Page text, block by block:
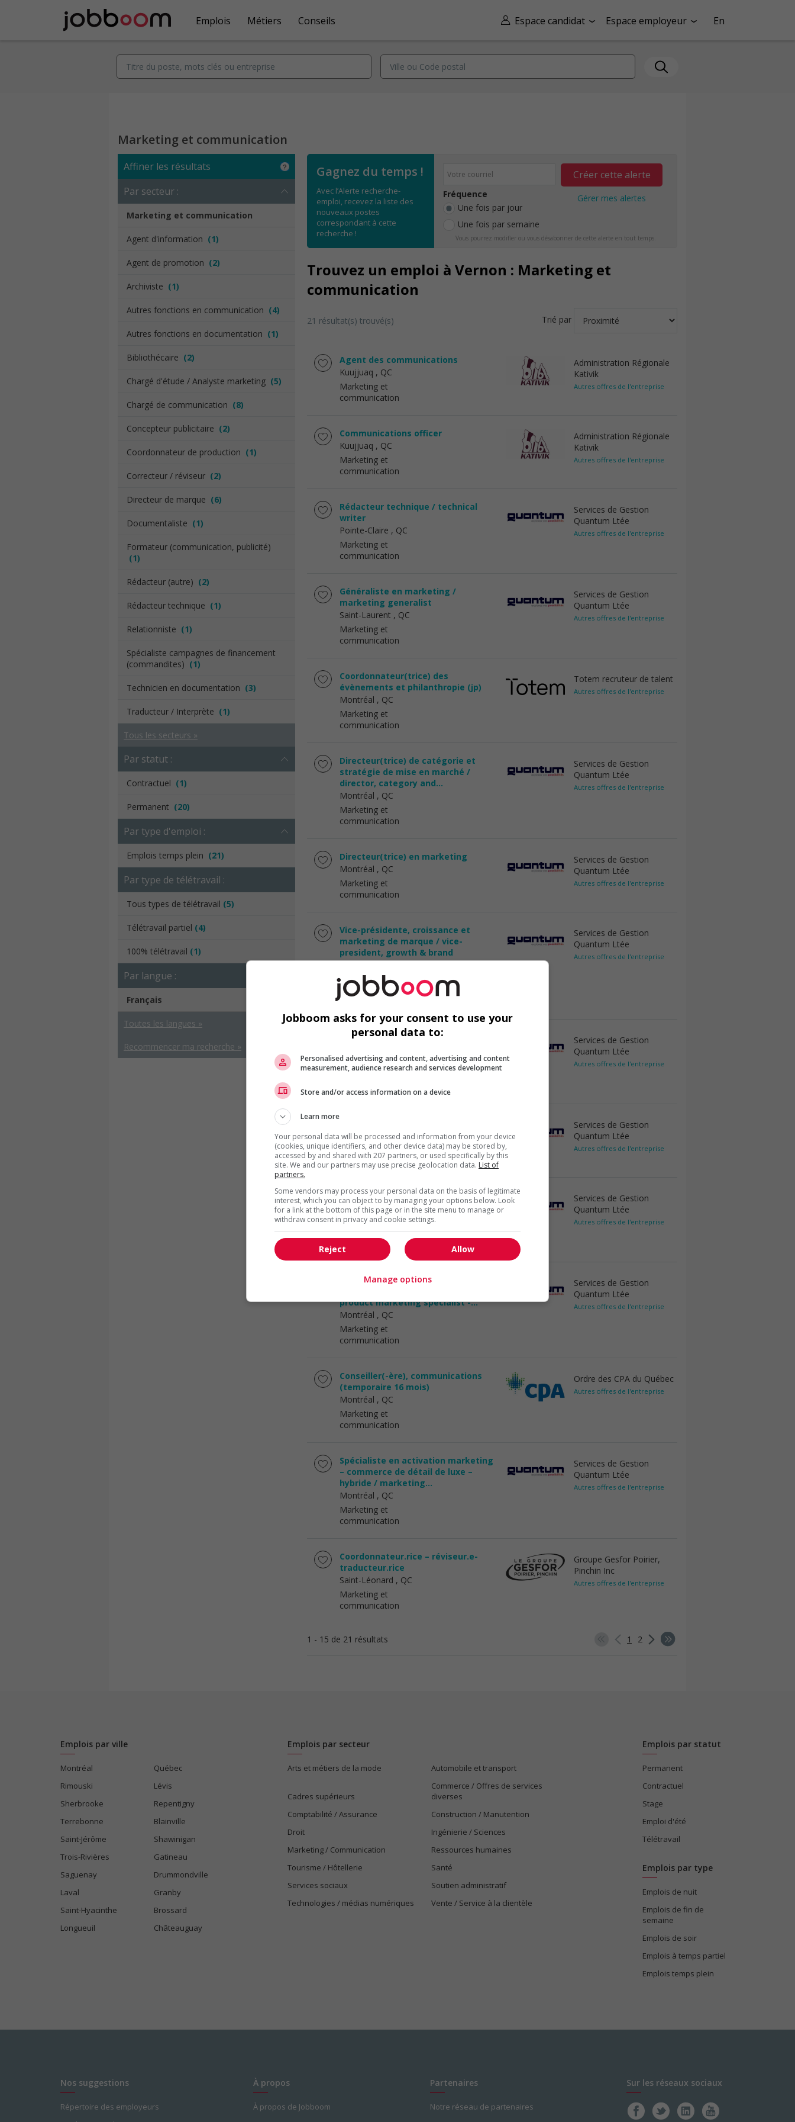
Espace candidat Espace employeur En
Emplois Métiers Conseils
Marketing et communication
Affiner les résultats
Par secteur :
Marketing et communication
Agent d'information (1)
Agent de promotion (2)
Archiviste (1)
Autres fonctions en communication (4)
Autres fonctions en documentation (1)
Bibliothécaire (2)
Chargé d'étude / Analyste marketing (5)
Chargé de communication (8)
Concepteur publicitaire (2)
Coordonnateur de production (1)
Correcteur / réviseur (2)
Directeur de marque (6)
Documentaliste (1)
Formateur (communication, publicité)
(1)
Rédacteur (autre) (2)
Rédacteur technique (1)
Relationniste (1)
Spécialiste campagnes de financement
(commandites) (1)
Technicien en documentation (3)
Traducteur / Interprète (1)
Tous les secteurs »
Par statut :
Contractuel (1)
Permanent (20)
Par type d'emploi :
Emplois temps plein (21)
Par type de télétravail :
Tous types de télétravail (5)
Télétravail partiel (4)
100% télétravail (1)
Par langue :
Français
Toutes les langues »
Recommencer ma recherche »
Gagnez du temps !
Avec l’Alerte recherche-
emploi, recevez la liste des
nouveaux postes
correspondant à cette
recherche !
Fréquence
Une fois par jour
Une fois par semaine
Créer cette alerte
Gérer mes alertes
Vous pourrez modifier ou vous désabonner de cette alerte en tout temps.
Trouvez un emploi à Vernon : Marketing et
communication
21 résultat(s) trouvé(s) Trié par
Agent des communications
Kuujjuaq , QC
Marketing et
communication
Administration Régionale
Kativik
Autres offres de l'entreprise
Communications officer
Kuujjuaq , QC
Marketing et
communication
Administration Régionale
Kativik
Autres offres de l'entreprise
Rédacteur technique / technical
writer
Pointe-Claire , QC
Marketing et
communication
Services de Gestion
Quantum Ltée
Autres offres de l'entreprise
Généraliste en marketing /
marketing generalist
Saint-Laurent , QC
Marketing et
communication
Services de Gestion
Quantum Ltée
Autres offres de l'entreprise
Coordonnateur(trice) des
évènements et philanthropie (jp)
Montréal , QC
Marketing et
communication
Totem recruteur de talent
Autres offres de l'entreprise
Directeur(trice) de catégorie et
stratégie de mise en marché /
director, category and...
Montréal , QC
Marketing et
communication
Services de Gestion
Quantum Ltée
Autres offres de l'entreprise
Directeur(trice) en marketing
Montréal , QC
Marketing et
communication
Services de Gestion
Quantum Ltée
Autres offres de l'entreprise
Vice-présidente, croissance et
marketing de marque / vice-
president, growth & brand
marketing
Montréal
, QC
Marketing et
communication
Services de Gestion
Quantum Ltée
Autres offres de l'entreprise
Directeur du marketing de détail /
Montréal, QC
Marketing et
communication
Services de Gestion
Quantum Ltée
Autres offres de l'entreprise
Montréal, QC
Marketing et
communication
Services de Gestion
Quantum Ltée
Autres offres de l'entreprise
Adjoint(e) à la facturation / billing
assistant
Montréal, QC
Marketing et
communication
Services de Gestion
Quantum Ltée
Autres offres de l'entreprise
Spécialiste du marketing produit -
product marketing specialist -...
Montréal , QC
Marketing et
communication
Services de Gestion
Quantum Ltée
Autres offres de l'entreprise
Conseiller(-ère), communications
(temporaire 16 mois)
Montréal , QC
Marketing et
communication
Ordre des CPA du Québec
Autres offres de l'entreprise
Spécialiste en activation marketing
– commerce de détail de luxe –
hybride / marketing...
Montréal , QC
Marketing et
communication
Services de Gestion
Quantum Ltée
Autres offres de l'entreprise
Coordonnateur.rice – réviseur.e-
traducteur.rice
Saint-Léonard , QC
Marketing et
communication
Groupe Gesfor Poirier,
Pinchin Inc
Autres offres de l'entreprise
1 - 15 de 21 résultats 1 2
Emplois par ville
Montréal
Québec
Rimouski
Lévis
Sherbrooke
Repentigny
Terrebonne
Blainville
Saint-Jérôme
Shawinigan
Trois-Rivières
Gatineau
Saguenay
Drummondville
Laval
Granby
Saint-Hyacinthe
Brossard
Longueuil
Châteauguay
Emplois par secteur
Arts et métiers de la mode Automobile et transport
Cadres supérieurs
Commerce / Offres de services
diverses
Comptabilité / Assurance
Construction / Manutention
Droit
Ingénierie / Sciences
Marketing / Communication
Ressources humaines
Tourisme / Hôtellerie
Santé
Services sociaux
Soutien administratif
Technologies / médias numériques
Vente / Service à la clientèle
Emplois par statut
Permanent
Contractuel
Stage
Emploi d'été
Télétravail
Emplois par type
Emplois de nuit
Emplois de fin de
semaine
Emplois de soir
Emplois à temps partiel
Emplois temps plein
Nos suggestions
Répertoire des employeurs
À propos
À propos de Jobboom
Partenaires
Notre réseau de partenaires
Sur les réseaux sociaux
Jobboom asks for your consent to use your
personal data to:
Personalised advertising and content, advertising and content
measurement, audience research and services development
Store and/or access information on a device
Learn more
Your personal data will be processed and information from your device
(cookies, unique identifiers, and other device data) may be stored by,
accessed by and shared with 207 partners, or used specifically by this
site. We and our partners may use precise geolocation data. List of
partners.
Some vendors may process your personal data on the basis of legitimate
interest, which you can object to by managing your options below. Look
for a link at the bottom of this page or in the site menu to manage or
withdraw consent in privacy and cookie settings.
Allow
Reject
Manage options